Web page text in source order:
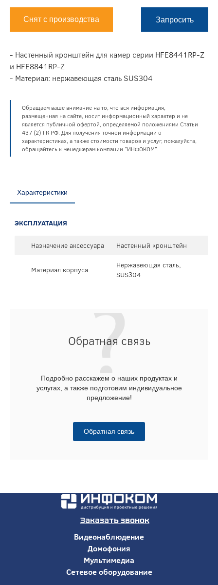
Снят с производства Запросить
- Настенный кронштейн для камер серии HFE8441RP-Z
и HFE8841RP-Z
- Материал: нержавеющая сталь SUS304
Обращаем ваше внимание на то, что вся информация,
размещенная на сайте, носит информационный характер и не
является публичной офертой, определяемой положениями Статьи
437 (2) ГК РФ. Для получения точной информации о
характеристиках, а также стоимости товаров и услуг, пожалуйста,
обращайтесь к менеджерам компании "ИНФОКОМ".
Характеристики
ЭКСПЛУАТАЦИЯ
Назначение аксессуара Настенный кронштейн
Материал корпуса
Нержавеющая сталь,
SUS304
Обратная связь
Подробно расскажем о наших продуктах и
услугах, а также подготовим индивидуальное
предложение!
Обратная связь
Заказать звонок
Видеонаблюдение
Домофония
Мультимедиа
Сетевое оборудование